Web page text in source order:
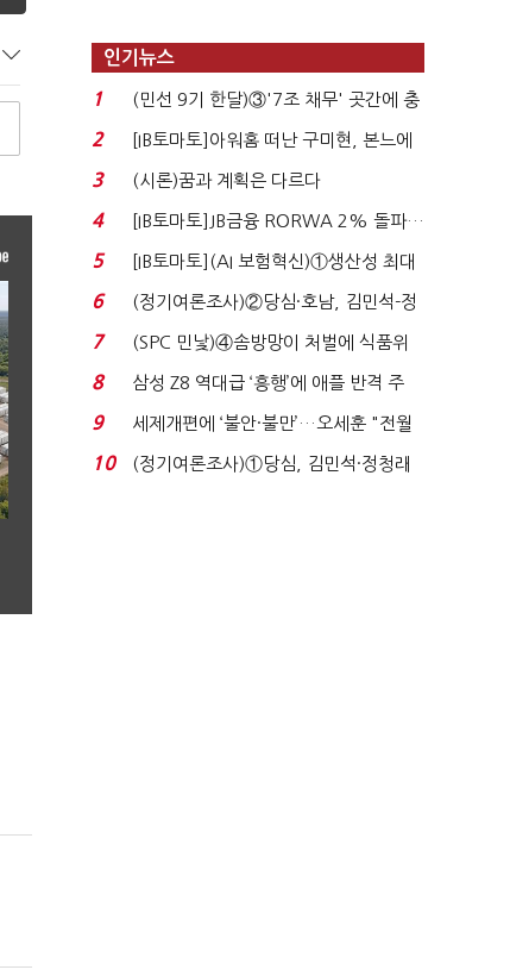
인기뉴스
1
(민선 9기 한달)③'7조 채무' 곳간에 충
격…추미애, 20년...
2
[IB토마토]아워홈 떠난 구미현, 본느에
340억 베팅…가...
3 (시론)꿈과 계획은 다르다
4
[IB토마토]JB금융 RORWA 2% 돌파…
실적 견인은 은행 ...
5
[IB토마토](AI 보험혁신)①생산성 최대
80% 개선…현실...
6
(정기여론조사)②당심·호남, 김민석-정
청래 '초접전'...
7
(SPC 민낯)④솜방망이 처벌에 식품위
생법 위반 반복...
8
삼성 Z8 역대급 ‘흥행’에 애플 반격 주
목…9월 ‘폴...
9
세제개편에 ‘불안·불만’…오세훈 "전월
세 구하기 더 ...
10
(정기여론조사)①당심, 김민석·정청래